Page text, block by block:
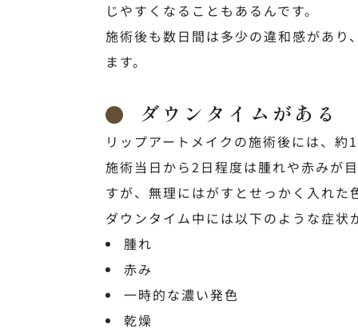
じやすくなることもあるんです。
施術後も数日間は多少の違和感があ
ます。
ダウンタイムがある
リップアートメイクの施術後には、
施術当日から2日程度は腫れや赤みが
すが、無理にはがすとせっかく入れ
ダウンタイム中には以下のような症状
腫れ
赤み
一時的な濃い発色
乾燥